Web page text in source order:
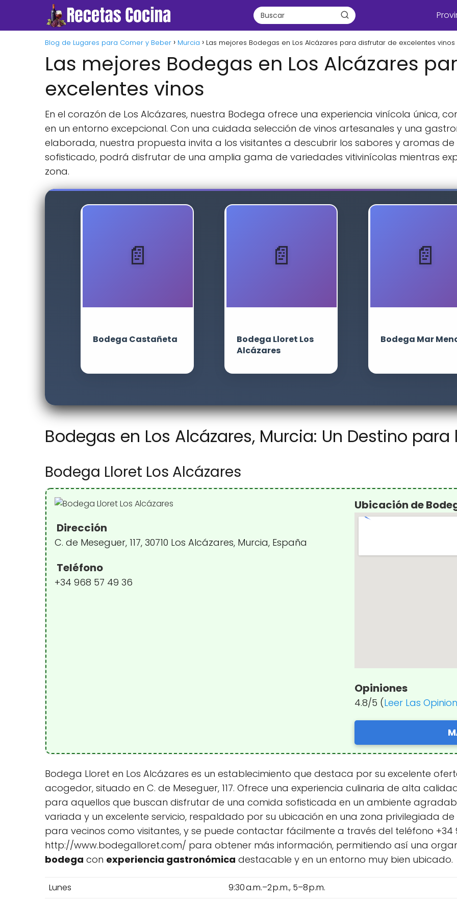
Blog de Lugares para Comer y Beber Murcia Las mejores Bodegas en Los Alcázares para disfrutar de excelentes vinos
Las mejores Bodegas en Los Alcázares
excelentes vinos
En el corazón de Los Alcázares, nuestra Bodega ofrece una experiencia vinícola única,
en un entorno excepcional. Con una cuidada selección de vinos artesanales y una
elaborada, nuestra propuesta invita a los visitantes a descubrir los sabores y aromas
sofisticado, podrá disfrutar de una amplia gama de variedades vitivinícolas mientras
zona.
Bodega Castañeta
Bodega Lloret Los
Alcázares
Bodega Mar
Bodegas en Los Alcázares, Murcia: Un Destino
Bodega Lloret Los Alcázares
Dirección
C. de Meseguer, 117, 30710 Los Alcázares, Murcia, España
Teléfono
+34 968 57 49 36
Ubicación de
Opiniones
4.8/5 (Leer Las
Bodega Lloret en Los Alcázares es un establecimiento que destaca por su excelente
acogedor, situado en C. de Meseguer, 117. Ofrece una experiencia culinaria de alta
para aquellos que buscan disfrutar de una comida sofisticada en un ambiente
variada y un excelente servicio, respaldado por su ubicación en una zona privilegiada
para vecinos como visitantes, y se puede contactar fácilmente a través del teléfono +34
http://www.bodegalloret.com/ para obtener más información, permitiendo así una
bodega con experiencia gastronómica destacable y en un entorno muy bien ubicado.
Lunes
9:30 a.m.–2 p.m., 5–8 p.m.